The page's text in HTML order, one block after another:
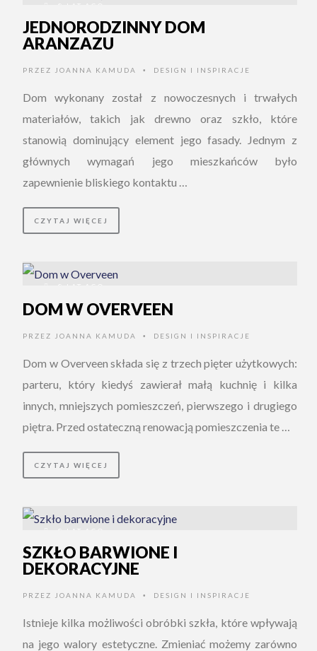
8 LAT AGO
JEDNORODZINNY DOM
ARANZAZU
PRZEZ JOANNA KAMUDA • DESIGN I INSPIRACJE
Dom wykonany został z nowoczesnych i trwałych
materiałów, takich jak drewno oraz szkło, które
stanowią dominujący element jego fasady. Jednym z
głównych wymagań jego mieszkańców było
zapewnienie bliskiego kontaktu …
CZYTAJ WIĘCEJ
8 LAT AGO
DOM W OVERVEEN
PRZEZ JOANNA KAMUDA • DESIGN I INSPIRACJE
Dom w Overveen składa się z trzech pięter użytkowych:
parteru, który kiedyś zawierał małą kuchnię i kilka
innych, mniejszych pomieszczeń, pierwszego i drugiego
piętra. Przed ostateczną renowacją pomieszczenia te …
CZYTAJ WIĘCEJ
8 LAT AGO
SZKŁO BARWIONE I
DEKORACYJNE
PRZEZ JOANNA KAMUDA • DESIGN I INSPIRACJE
Istnieje kilka możliwości obróbki szkła, które wpływają
na jego walory estetyczne. Zmieniać możemy zarówno